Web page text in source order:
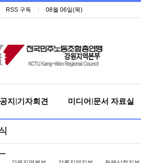
RSS 구독 08월 06일(목)
공지|기자회견 미디어|문서 자료실